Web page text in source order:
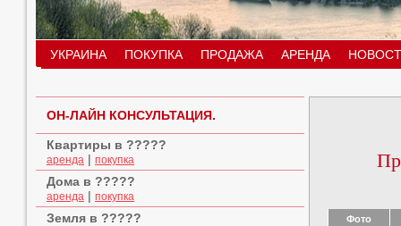
УКРАИНА ПОКУПКА ПРОДАЖА АРЕНДА
ОН-ЛАЙН КОНСУЛЬТАЦИЯ.
Квартиры в ?????
аренда | покупка
Дома в ?????
аренда | покупка
Земля в ????? Фото